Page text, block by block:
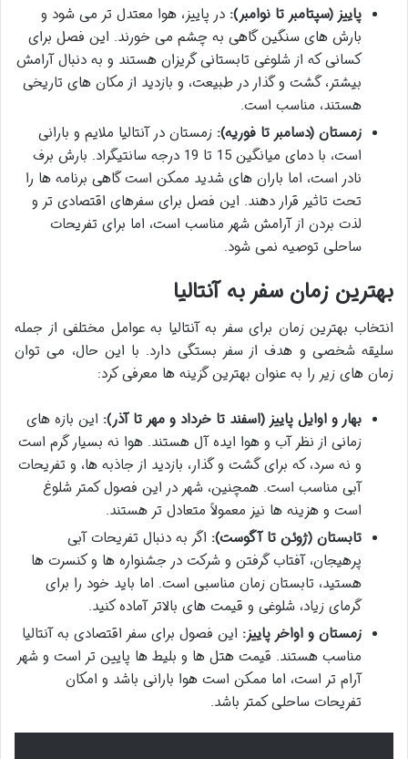
پاییز (سپتامبر تا نوامبر): در پاییز، هوا معتدل تر می شود و
بارش های سنگین گاهی به چشم می خورند. این فصل برای
کسانی که از شلوغی تابستانی گریزان هستند و به دنبال آرامش
بیشتر، گشت و گذار در طبیعت، و بازدید از مکان های تاریخی
هستند، مناسب است.
زمستان (دسامبر تا فوریه): زمستان در آنتالیا ملایم و بارانی
است، با دمای میانگین 15 تا 19 درجه سانتیگراد. بارش برف
نادر است، اما باران های شدید ممکن است گاهی برنامه ها را
تحت تاثیر قرار دهند. این فصل برای سفرهای اقتصادی تر و
لذت بردن از آرامش شهر مناسب است، اما برای تفریحات
ساحلی توصیه نمی شود.
بهترین زمان سفر به آنتالیا
انتخاب بهترین زمان برای سفر به آنتالیا به عوامل مختلفی از جمله
سلیقه شخصی و هدف از سفر بستگی دارد. با این حال، می توان
زمان های زیر را به عنوان بهترین گزینه ها معرفی کرد:
بهار و اوایل پاییز (اسفند تا خرداد و مهر تا آذر): این بازه های
زمانی از نظر آب و هوا ایده آل هستند. هوا نه بسیار گرم است
و نه سرد، که برای گشت و گذار، بازدید از جاذبه ها، و تفریحات
آبی مناسب است. همچنین، شهر در این فصول کمتر شلوغ
است و هزینه ها نیز معمولاً متعادل تر هستند.
تابستان (ژوئن تا آگوست): اگر به دنبال تفریحات آبی
پرهیجان، آفتاب گرفتن و شرکت در جشنواره ها و کنسرت ها
هستید، تابستان زمان مناسبی است. اما باید خود را برای
گرمای زیاد، شلوغی و قیمت های بالاتر آماده کنید.
زمستان و اواخر پاییز: این فصول برای سفر اقتصادی به آنتالیا
مناسب هستند. قیمت هتل ها و بلیط ها پایین تر است و شهر
آرام تر است، اما ممکن است هوا بارانی باشد و امکان
تفریحات ساحلی کمتر باشد.